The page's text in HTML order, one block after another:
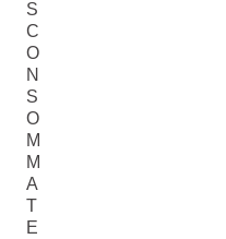
S
C
O
N
S
O
M
M
A
T
E